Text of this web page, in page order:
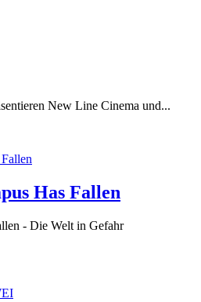
New Line Cinema und...
Has Fallen
- Die Welt in Gefahr